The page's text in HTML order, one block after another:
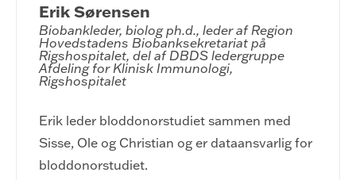
Erik Sørensen
Biobankleder, biolog ph.d., leder af Region
Hovedstadens Biobanksekretariat på
Rigshospitalet, del af DBDS ledergruppe
Afdeling for Klinisk Immunologi,
Rigshospitalet
Erik leder bloddonorstudiet sammen med
Sisse, Ole og Christian og er dataansvarlig for
bloddonorstudiet.